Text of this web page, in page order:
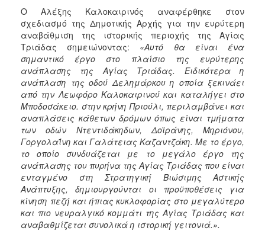
Ο Αλέξης Καλοκαιρινός αναφέρθηκε στον
σχεδιασμό της Δημοτικής Αρχής για την ευρύτερη
αναβάθμιση της ιστορικής περιοχής της Αγίας
Τριάδας σημειώνοντας: «Αυτό θα είναι ένα
σημαντικό έργο στο πλαίσιο της ευρύτερης
ανάπλασης της Αγίας Τριάδας. Ειδικότερα η
ανάπλαση της οδού Δελημάρκου η οποία ξεκινάει
από την Λεωφόρο Καλοκαιρινού και καταλήγει στο
Μποδοσάκειο. στην κρήνη Πριούλι, περιλαμβάνει και
αναπλάσεις κάθετων δρόμων όπως είναι τμήματα
των οδών Ντεντιδάκηδων, Δοϊράνης, Μηριόνου,
Γοργολαΐνη και Γαλάτειας Καζαντζάκη. Με το έργο,
το οποίο συνδυάζεται με το μεγάλο έργο της
ανάπλασης του πυρήνα της Αγίας Τριάδας που είναι
ενταγμένο στη Στρατηγική Βιώσιμης Αστικής
Ανάπτυξης, δημιουργούνται οι προϋποθέσεις για
κίνηση πεζή και ήπιας κυκλοφορίας στο μεγαλύτερο
και πιο νευραλγικό κομμάτι της Αγίας Τριάδας και
αναβαθμίζεται συνολικά η ιστορική γειτονιά.».